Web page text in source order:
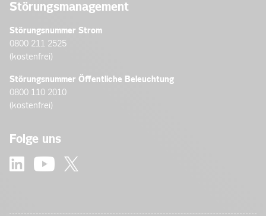
Störungsmanagement
Störungsnummer Strom
0800 211 2525
(kostenfrei)
Störungsnummer Öffentliche Beleuchtung
0800 110 2010
(kostenfrei)
Folge uns